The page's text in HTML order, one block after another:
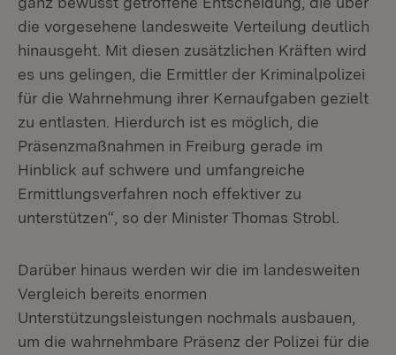
die vorgesehene landesweite Verteilung deutlich
hinausgeht. Mit diesen zusätzlichen Kräften wird
es uns gelingen, die Ermittler der Kriminalpolizei
für die Wahrnehmung ihrer Kernaufgaben gezielt
zu entlasten. Hierdurch ist es möglich, die
Präsenzmaßnahmen in Freiburg gerade im
Hinblick auf schwere und umfangreiche
Ermittlungsverfahren noch effektiver zu
unterstützen“, so der Minister Thomas Strobl.
Darüber hinaus werden wir die im landesweiten
Vergleich bereits enormen
Unterstützungsleistungen nochmals ausbauen,
um die wahrnehmbare Präsenz der Polizei für die